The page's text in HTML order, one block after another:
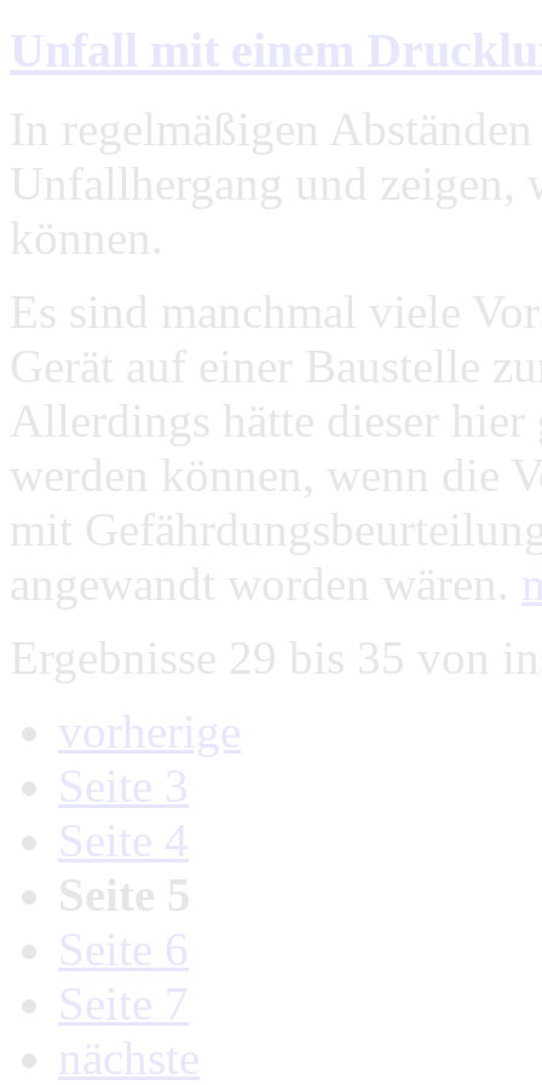
Unfall mit einem
In regelmäßigen
Unfallhergang und zeigen,
können.
Es sind manchmal viele
Gerät auf einer Baustelle
Allerdings hätte dieser
werden können, wenn die
mit
angewandt worden wären.
Ergebnisse 29 bis 35 von
vorherige
Seite 3
Seite 4
Seite 5
Seite 6
Seite 7
nächste